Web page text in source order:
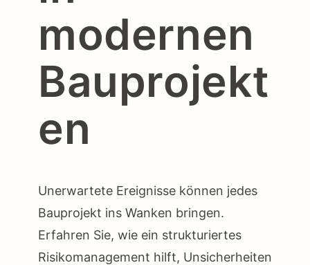
modernen
Bauprojekt
en
Unerwartete Ereignisse können jedes
Bauprojekt ins Wanken bringen.
Erfahren Sie, wie ein strukturiertes
Risikomanagement hilft, Unsicherheiten